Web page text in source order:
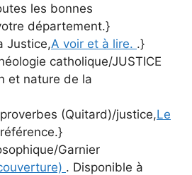
les bonnes
département.}
Justice,A voir et à lire. .}
catholique/JUSTICE
et nature de la
(Quitard)/justice,Le
Garnier
. Disponible à